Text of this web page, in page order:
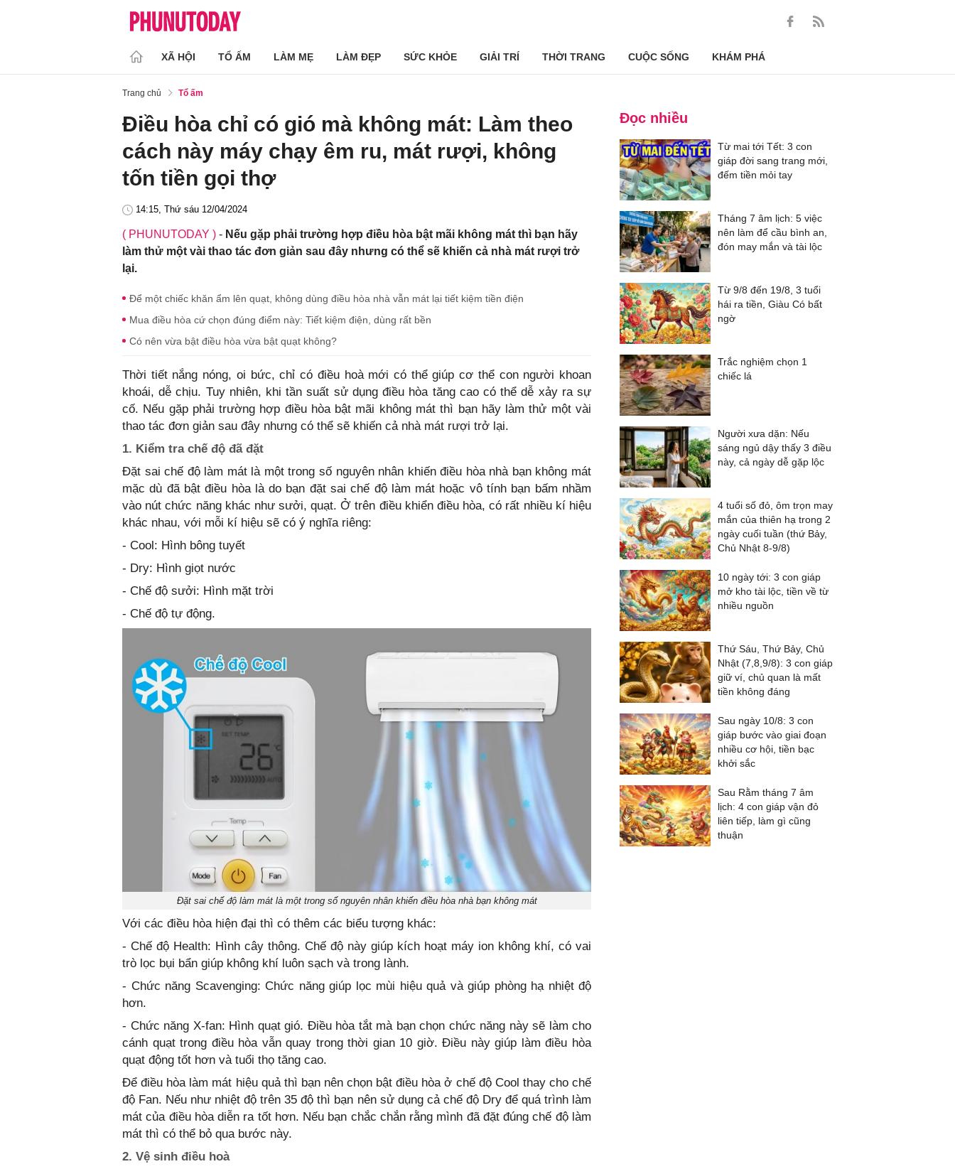
XÃ HỘI TỔ ẤM LÀM MẸ LÀM ĐẸP SỨC KHỎE GIẢI TRÍ THỜI TRANG CUỘC SỐNG KHÁM PHÁ
Trang chủ Tổ ấm
Điều hòa chỉ có gió mà không mát: Làm theo
cách này máy chạy êm ru, mát rượi, không
tốn tiền gọi thợ
14:15, Thứ sáu 12/04/2024
( PHUNUTODAY ) - Nếu gặp phải trường hợp điều hòa bật mãi không mát thì bạn hãy
làm thử một vài thao tác đơn giản sau đây nhưng có thể sẽ khiến cả nhà mát rượi trở
lại.
Để một chiếc khăn ẩm lên quạt, không dùng điều hòa nhà vẫn mát lại tiết kiệm tiền điện
Mua điều hòa cứ chọn đúng điểm này: Tiết kiệm điện, dùng rất bền
Có nên vừa bật điều hòa vừa bật quạt không?
Thời tiết nắng nóng, oi bức, chỉ có điều hoà mới có thể giúp cơ thể con người khoan
khoái, dễ chịu. Tuy nhiên, khi tần suất sử dụng điều hòa tăng cao có thể dễ xảy ra sự
cố. Nếu gặp phải trường hợp điều hòa bật mãi không mát thì bạn hãy làm thử một vài
thao tác đơn giản sau đây nhưng có thể sẽ khiến cả nhà mát rượi trở lại.
1. Kiểm tra chế độ đã đặt
Đặt sai chế độ làm mát là một trong số nguyên nhân khiến điều hòa nhà bạn không mát
mặc dù đã bật điều hòa là do bạn đặt sai chế độ làm mát hoặc vô tính bạn bấm nhầm
vào nút chức năng khác như sưởi, quạt. Ở trên điều khiển điều hòa, có rất nhiều kí hiệu
khác nhau, với mỗi kí hiệu sẽ có ý nghĩa riêng:
- Cool: Hình bông tuyết
- Dry: Hình giọt nước
- Chế độ sưởi: Hình mặt trời
- Chế độ tự động.
Đặt sai chế độ làm mát là một trong số nguyên nhân khiến điều hòa nhà bạn không mát
Với các điều hòa hiện đại thì có thêm các biểu tượng khác:
- Chế độ Health: Hình cây thông. Chế độ này giúp kích hoạt máy ion không khí, có vai
trò lọc bụi bẩn giúp không khí luôn sạch và trong lành.
- Chức năng Scavenging: Chức năng giúp lọc mùi hiệu quả và giúp phòng hạ nhiệt độ
hơn.
- Chức năng X-fan: Hình quạt gió. Điều hòa tắt mà bạn chọn chức năng này sẽ làm cho
cánh quạt trong điều hòa vẫn quay trong thời gian 10 giờ. Điều này giúp làm điều hòa
quạt động tốt hơn và tuổi thọ tăng cao.
Để điều hòa làm mát hiệu quả thì bạn nên chọn bật điều hòa ở chế độ Cool thay cho chế
độ Fan. Nếu như nhiệt độ trên 35 độ thì bạn nên sử dụng cả chế độ Dry để quá trình làm
mát của điều hòa diễn ra tốt hơn. Nếu bạn chắc chắn rằng mình đã đặt đúng chế độ làm
mát thì có thể bỏ qua bước này.
2. Vệ sinh điều hoà
Đọc nhiều
Từ mai tới Tết: 3 con
giáp đời sang trang mới,
đếm tiền mỏi tay
Tháng 7 âm lịch: 5 việc
nên làm để cầu bình an,
đón may mắn và tài lộc
Từ 9/8 đến 19/8, 3 tuổi
hái ra tiền, Giàu Có bất
ngờ
Trắc nghiệm chọn 1
chiếc lá
Người xưa dặn: Nếu
sáng ngủ dậy thấy 3 điều
này, cả ngày dễ gặp lộc
4 tuổi số đỏ, ôm trọn may
mắn của thiên hạ trong 2
ngày cuối tuần (thứ Bảy,
Chủ Nhật 8-9/8)
10 ngày tới: 3 con giáp
mở kho tài lộc, tiền về từ
nhiều nguồn
Thứ Sáu, Thứ Bảy, Chủ
Nhật (7,8,9/8): 3 con giáp
giữ ví, chủ quan là mất
tiền không đáng
Sau ngày 10/8: 3 con
giáp bước vào giai đoạn
nhiều cơ hội, tiền bạc
khởi sắc
Sau Rằm tháng 7 âm
lịch: 4 con giáp vận đỏ
liên tiếp, làm gì cũng
thuận